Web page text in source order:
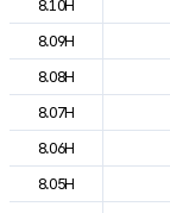
8.10H
8.09H
8.08H
8.07H
8.06H
8.05H